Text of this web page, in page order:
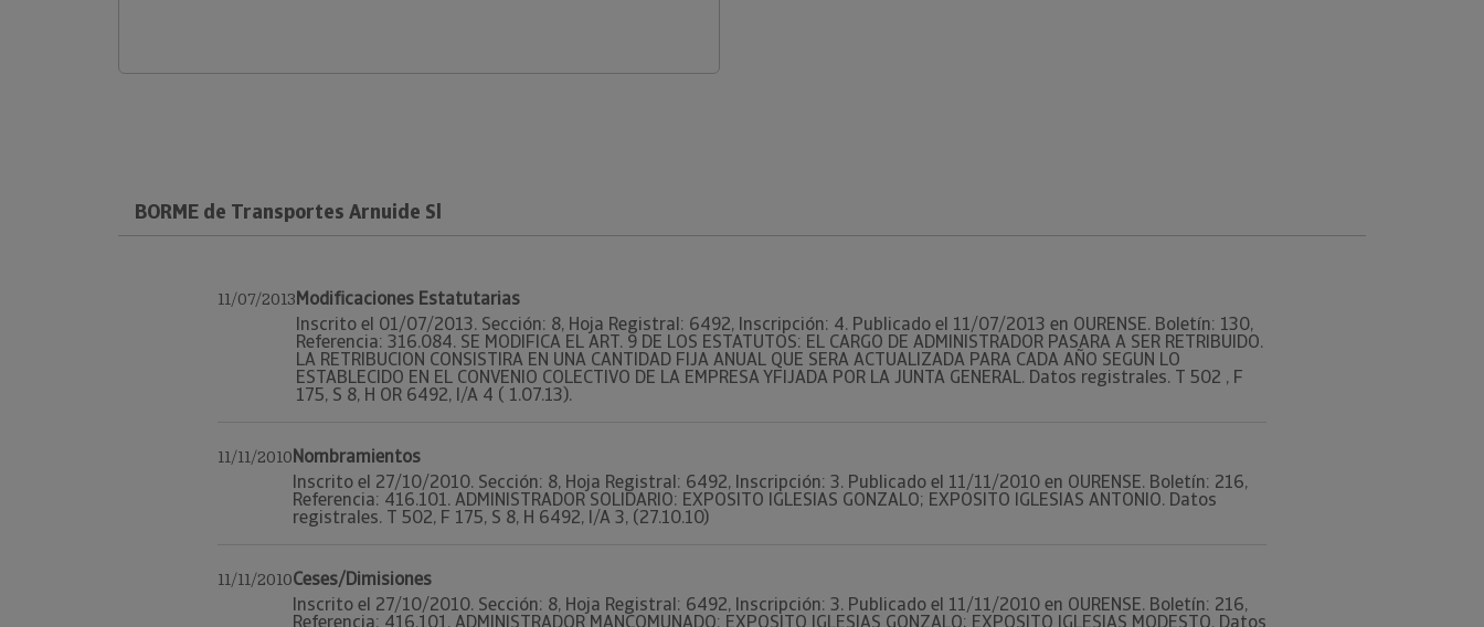
BORME de Transportes Arnuide Sl
11/07/2013Modificaciones Estatutarias
Inscrito el 01/07/2013. Sección: 8, Hoja Registral: 6492, Inscripción: 4. Publicado el 11/07/2013 en OURENSE. Boletín: 130,
Referencia: 316.084. SE MODIFICA EL ART. 9 DE LOS ESTATUTOS: EL CARGO DE ADMINISTRADOR PASARA A SER RETRIBUIDO.
LA RETRIBUCION CONSISTIRA EN UNA CANTIDAD FIJA ANUAL QUE SERA ACTUALIZADA PARA CADA AÑO SEGUN LO
ESTABLECIDO EN EL CONVENIO COLECTIVO DE LA EMPRESA YFIJADA POR LA JUNTA GENERAL. Datos registrales. T 502 , F
175, S 8, H OR 6492, I/A 4 ( 1.07.13).
11/11/2010Nombramientos
Inscrito el 27/10/2010. Sección: 8, Hoja Registral: 6492, Inscripción: 3. Publicado el 11/11/2010 en OURENSE. Boletín: 216,
Referencia: 416.101. ADMINISTRADOR SOLIDARIO: EXPOSITO IGLESIAS GONZALO; EXPOSITO IGLESIAS ANTONIO. Datos
registrales. T 502, F 175, S 8, H 6492, I/A 3, (27.10.10)
11/11/2010Ceses/Dimisiones
Inscrito el 27/10/2010. Sección: 8, Hoja Registral: 6492, Inscripción: 3. Publicado el 11/11/2010 en OURENSE. Boletín: 216,
Referencia: 416.101. ADMINISTRADOR MANCOMUNADO: EXPOSITO IGLESIAS GONZALO; EXPOSITO IGLESIAS MODESTO. Datos